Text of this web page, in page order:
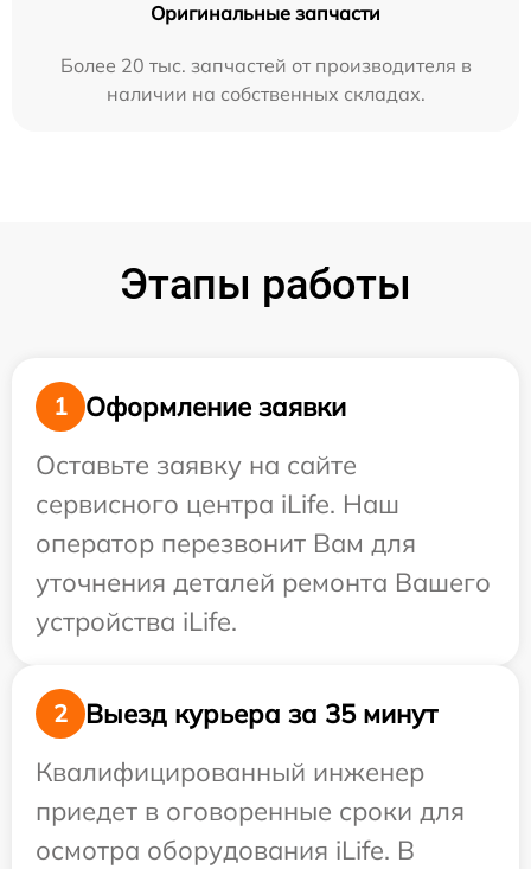
Оригинальные запчасти
Более 20 тыс. запчастей от производителя в
наличии на собственных складах.
Этапы работы
1
Оформление заявки
Оставьте заявку на сайте
сервисного центра iLife. Наш
оператор перезвонит Вам для
уточнения деталей ремонта Вашего
устройства iLife.
2
Выезд курьера за 35 минут
Квалифицированный инженер
приедет в оговоренные сроки для
осмотра оборудования iLife. В